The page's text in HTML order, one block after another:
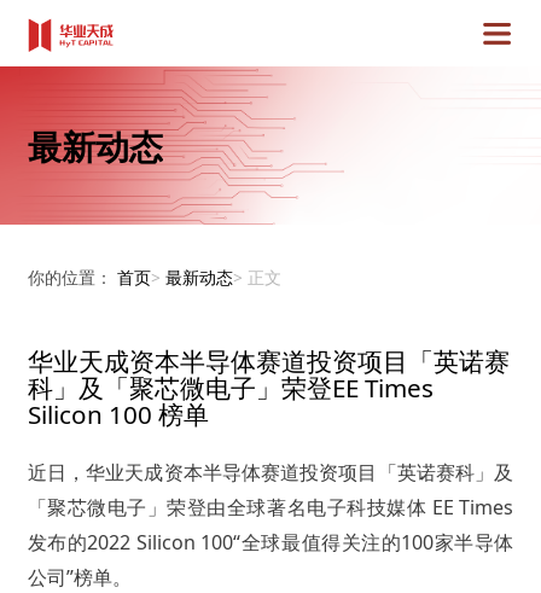
最新动态
你的位置： 首页> 最新动态> 正文
华业天成资本半导体赛道投资项目「英诺赛
科」及「聚芯微电子」荣登EE Times
Silicon 100 榜单
近日，华业天成资本半导体赛道投资项目「英诺赛科」及
「聚芯微电子」荣登由全球著名电子科技媒体 EE Times
发布的2022 Silicon 100“全球最值得关注的100家半导体
公司”榜单。